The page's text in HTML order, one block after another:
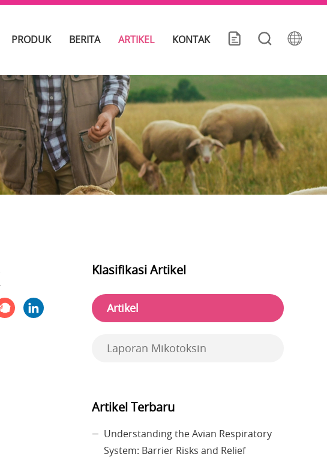
PRODUK BERITA ARTIKEL KONTAK
Klasifikasi Artikel
Artikel
Laporan Mikotoksin
Artikel Terbaru
Understanding the Avian Respiratory
System: Barrier Risks and Relief